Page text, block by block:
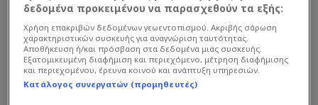
οργανισμό και τη μελλοντική του ανάπτυξη. Για
τον λόγο αυτό, το ενδιαφέρον των φίλων του
«τριφυλλιού» παραμένει αμείωτο, με την ΠΑΕ να
φροντίζει να τους ενημερώνει συστηματικά για
κάθε στάδιο της κατασκευής.
δεδομένα προκειμένου να παρασχεθούν τα εξής:
Χρήση επακριβών δεδομένων γεωεντοπισμού. Ακριβής σάρωση
χαρακτηριστικών συσκευής για αναγνώριση ταυτότητας.
Αποθήκευση ή/και πρόσβαση στα δεδομένα μιας συσκευής.
Εξατομικευμένη διαφήμιση και περιεχόμενο, μέτρηση διαφήμισης
και περιεχομένου, έρευνα κοινού και ανάπτυξη υπηρεσιών.
Κατάλογος συνεργατών (προμηθευτές)